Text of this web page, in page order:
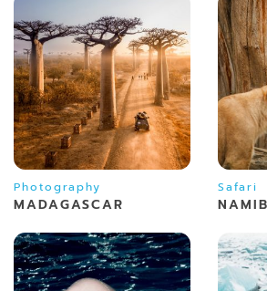
Photography
MADAGASCAR
Safari